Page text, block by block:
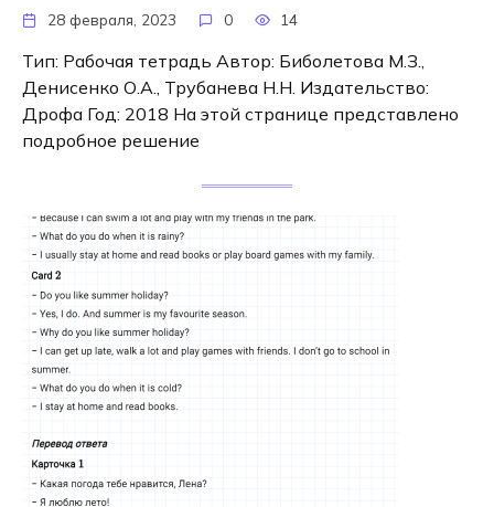
28 февраля, 2023 0 14
Тип: Рабочая тетрадь Автор: Биболетова М.З.,
Денисенко О.А., Трубанева Н.Н. Издательство:
Дрофа Год: 2018 На этой странице представлено
подробное решение